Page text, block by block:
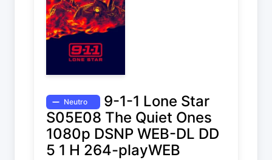
Neutro
9-1-1 Lone Star
S05E08 The Quiet Ones
1080p DSNP WEB-DL DD
5 1 H 264-playWEB